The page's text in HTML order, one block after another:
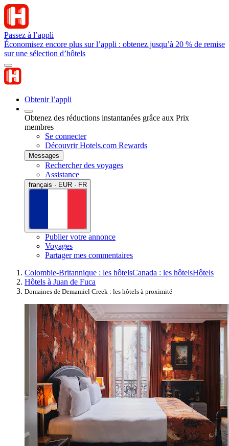
Passez à l’appli
Économisez encore plus sur l’appli : obtenez jusqu’à 20 % de remise
sur une sélection d’hôtels
Obtenir l’appli
Obtenez des réductions instantanées grâce aux Prix
membres
Se connecter
Découvrir Hotels.com Rewards
Messages
Rechercher des voyages
Assistance
français · EUR · FR
Publier votre annonce
Voyages
Partager mes commentaires
Colombie-Britannique : les hôtelsCanada : les hôtelsHôtels
Hôtels à Juan de Fuca
Domaines de Demamiel Creek : les hôtels à proximité